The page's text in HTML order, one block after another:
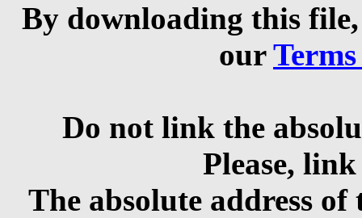
By downloading this
our
Do not link the
Please,
The absolute address